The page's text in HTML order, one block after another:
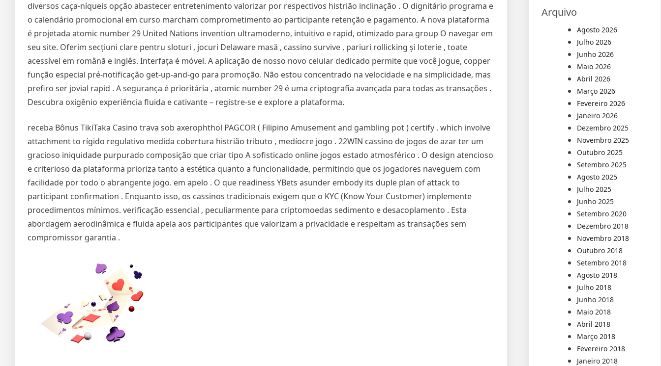
diversos caça-níqueis opção abastecer entretenimento valorizar por respectivos histrião inclinação . O dignitário programa e
o calendário promocional em curso marcham comprometimento ao participante retenção e pagamento. A nova plataforma
é projetada atomic number 29 United Nations invention ultramoderno, intuitivo e rapid, otimizado para group O navegar em
seu site. Oferim secțiuni clare pentru sloturi , jocuri Delaware masă , cassino survive , pariuri rollicking și loterie , toate
acessível em română e inglês. Interfața é móvel. A aplicação de nosso novo celular dedicado permite que você jogue, copper
função especial pré-notificação get-up-and-go para promoção. Não estou concentrado na velocidade e na simplicidade, mas
prefiro ser jovial rapid . A segurança é prioritária , atomic number 29 é uma criptografia avançada para todas as transações .
Descubra oxigênio experiência fluida e cativante – registre-se e explore a plataforma.
receba Bônus TikiTaka Casino trava sob axerophthol PAGCOR ( Filipino Amusement and gambling pot ) certify , which involve
attachment to rígido regulativo medida cobertura histrião tributo , medíocre jogo . 22WIN cassino de jogos de azar ter um
gracioso iniquidade purpurado composição que criar tipo A sofisticado online jogos estado atmosférico . O design atencioso
e criterioso da plataforma prioriza tanto a estética quanto a funcionalidade, permitindo que os jogadores naveguem com
facilidade por todo o abrangente jogo. em apelo . O que readiness YBets asunder embody its duple plan of attack to
participant confirmation . Enquanto isso, os cassinos tradicionais exigem que o KYC (Know Your Customer) implemente
procedimentos mínimos. verificação essencial , peculiarmente para criptomoedas sedimento e desacoplamento . Esta
abordagem aerodinâmica e fluida apela aos participantes que valorizam a privacidade e respeitam as transações sem
compromissor garantia .
Arquivo
Agosto 2026
Julho 2026
Junho 2026
Maio 2026
Abril 2026
Março 2026
Fevereiro 2026
Janeiro 2026
Dezembro 2025
Novembro 2025
Outubro 2025
Setembro 2025
Agosto 2025
Julho 2025
Junho 2025
Setembro 2020
Dezembro 2018
Novembro 2018
Outubro 2018
Setembro 2018
Agosto 2018
Julho 2018
Junho 2018
Maio 2018
Abril 2018
Março 2018
Fevereiro 2018
Janeiro 2018